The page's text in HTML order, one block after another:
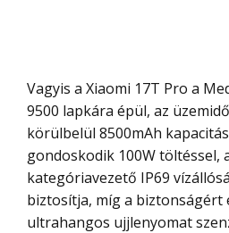
Vagyis a Xiaomi 17T Pro a MediaTek Dimensity
9500 lapkára épül, az
körülbelül 8500mAh
gondoskodik 100W töltéssel,
kategóriavezető IP69
biztosítja, míg a biztonságért
ultrahangos ujjlenyomat